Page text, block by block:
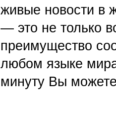
живые новости в
— это не только
преимущество
любом языке
минуту Вы